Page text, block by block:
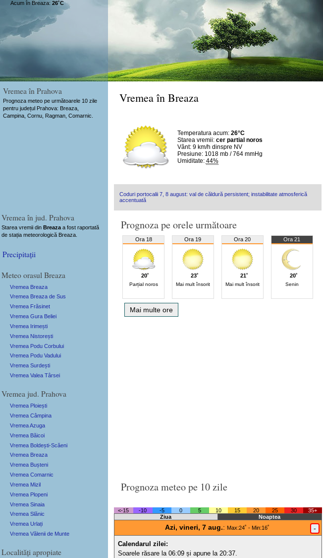
Vremea în Prahova
Prognoza meteo pe următoarele 10 zile
pentru județul Prahova: Breaza,
Campina, Cornu, Ragman, Comarnic.
Vremea în Breaza
Temperatura acum: 26°C
Starea vremii: cer partial noros
Vânt: 9 km/h dinspre NV
Presiune: 1018 mb / 764 mmHg
Umiditate: 44%
Acum în Breaza: 26˚C
Coduri portocalii 7, 8 august: val de căldură persistent; instabilitate atmosferică
accentuată
Prognoza pe orele următoare
Ora 18
20˚
Parțial noros
Ora 19
23˚
Mai mult însorit
Ora 20
21˚
Mai mult însorit
Ora 21
20˚
Senin
Mai multe ore
Prognoza meteo pe 10 zile
<-15 -10 -5 0 5 10 15 20 25 30
35+
Ziua
Noaptea
Azi, vineri, 7 aug.: Max:24˚ - Min:16˚ -
Calendarul zilei:
Soarele răsare la 06:09 și apune la 20:37.
Vremea în jud. Prahova
Starea vremii dinBreaza a fost raportată
de stația meteorologică Breaza.
Precipitații
Meteo orasul Breaza
Vremea Breaza
Vremea Breaza de Sus
Vremea Frăsinet
Vremea Gura Beliei
Vremea Irimești
Vremea Nistorești
Vremea Podu Corbului
Vremea Podu Vadului
Vremea Surdești
Vremea Valea Târsei
Vremea jud. Prahova
Vremea Ploiești
Vremea Câmpina
Vremea Azuga
Vremea Băicoi
Vremea Boldești-Scăeni
Vremea Breaza
Vremea Bușteni
Vremea Comarnic
Vremea Mizil
Vremea Plopeni
Vremea Sinaia
Vremea Slănic
Vremea Urlați
Vremea Vălenii de Munte
Localități apropiate